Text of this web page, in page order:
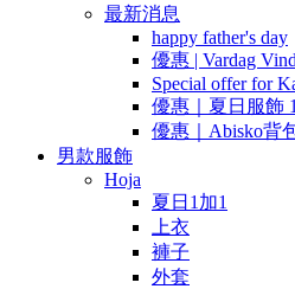
最新消息
happy father's day
優惠 | Vardag
Special offer for
優惠｜夏日服飾
優惠｜Abisko背
男款服飾
Hoja
夏日1加1
上衣
褲子
外套